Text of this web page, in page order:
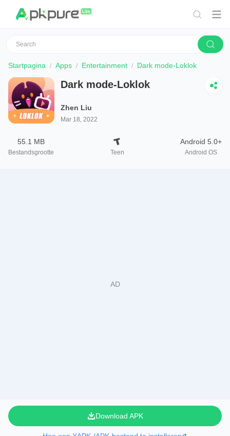
Startpagina Apps Entertainment Dark mode-Loklok
Dark mode-Loklok
Zhen Liu
Mar 18, 2022
55.1 MB
Bestandsgrootte Teen
Android 5.0+
Android OS
Download APK